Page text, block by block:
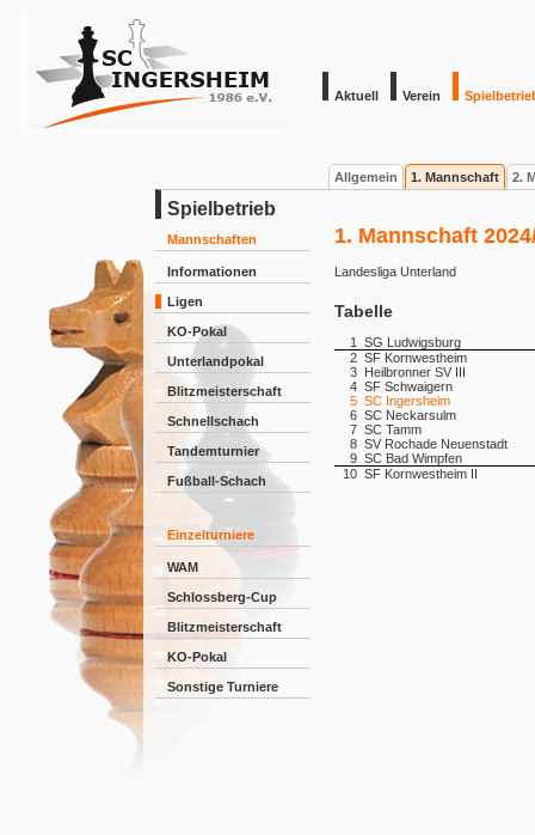
Aktuell Verein
Allgemein 1. Mannschaft 2.
Spielbetrieb
Mannschaften
Informationen
Ligen
KO-Pokal
Unterlandpokal
Blitzmeisterschaft
Schnellschach
Tandemturnier
Fußball-Schach
Einzelturniere
WAM
Schlossberg-Cup
Blitzmeisterschaft
KO-Pokal
Sonstige Turniere
1. Mannschaft
Landesliga Unterland
Tabelle
1
SG Ludwigsburg
2 SF Kornwestheim
3 Heilbronner SV III
4 SF Schwaigern
5 SC Ingersheim
6 SC Neckarsulm
7 SC Tamm
8 SV Rochade Neuenstadt
9 SC Bad Wimpfen
10 SF Kornwestheim II